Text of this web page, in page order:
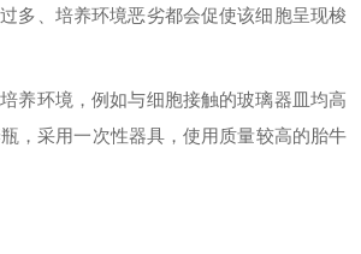
多、培养环境恶劣都会促使该细胞呈现梭
养环境，例如与细胞接触的玻璃器皿均高
，采用一次性器具，使用质量较高的胎牛